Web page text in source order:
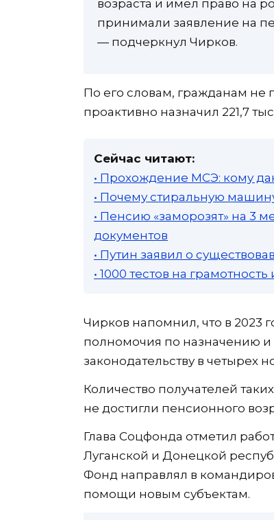
возраста и имел право на
принимали заявление на
— подчеркнул Чирков.
По его словам, гражданам не
проактивно назначил 221,7
Сейчас читают:
• Прохождение МСЭ: кому
• Почему стиральную
• Пенсию «заморозят» на 3
документов
• Путин заявил о
• 1000 тестов на
Чирков напомнил, что в 2023
полномочия по назначению
законодательству в четырех
Количество получателей
не достигли пенсионного
Глава Соцфонда отметил
Луганской и Донецкой
Фонд направлял в
помощи новым субъектам.